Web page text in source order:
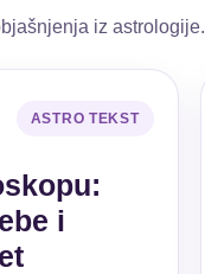
iz astrologije.
ASTRO TEKST
i